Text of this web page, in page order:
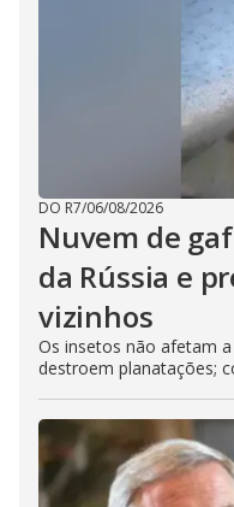
DO R7/06/08/2026
Nuvem de
da Rússia e
vizinhos
Os insetos não afetam
destroem planatações;